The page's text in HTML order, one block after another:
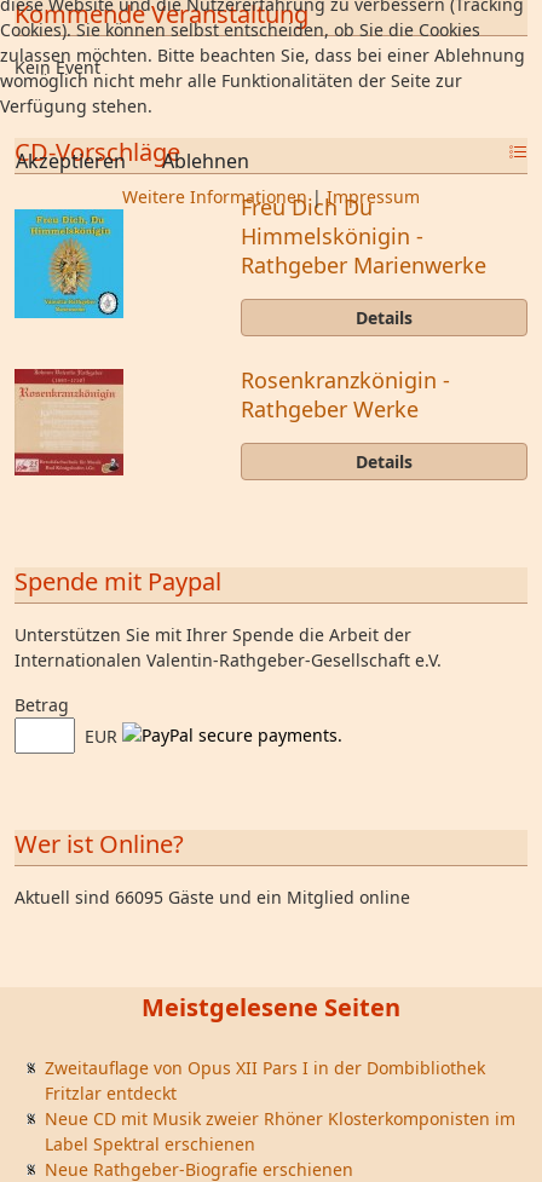
Kommende Veranstaltung
Kein Event
CD-Vorschläge
Freu Dich Du
Himmelskönigin -
Rathgeber Marienwerke
Details
Rosenkranzkönigin -
Rathgeber Werke
Details
Spende mit Paypal
Unterstützen Sie mit Ihrer Spende die Arbeit der
Internationalen Valentin-Rathgeber-Gesellschaft e.V.
Betrag
EUR
Wer ist Online?
Aktuell sind 66095 Gäste und ein Mitglied online
Meistgelesene Seiten
Zweitauflage von Opus XII Pars I in der Dombibliothek
Fritzlar entdeckt
Neue CD mit Musik zweier Rhöner Klosterkomponisten im
Label Spektral erschienen
Neue Rathgeber-Biografie erschienen
Cookies). Sie können selbst entscheiden, ob Sie die Cookies
zulassen möchten. Bitte beachten Sie, dass bei einer Ablehnung
womöglich nicht mehr alle Funktionalitäten der Seite zur
Verfügung stehen.
Akzeptieren Ablehnen
Weitere Informationen|Impressum